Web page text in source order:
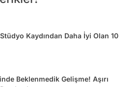
Kaydından Daha İyi Olan 10
Beklenmedik Gelişme! Aşırı